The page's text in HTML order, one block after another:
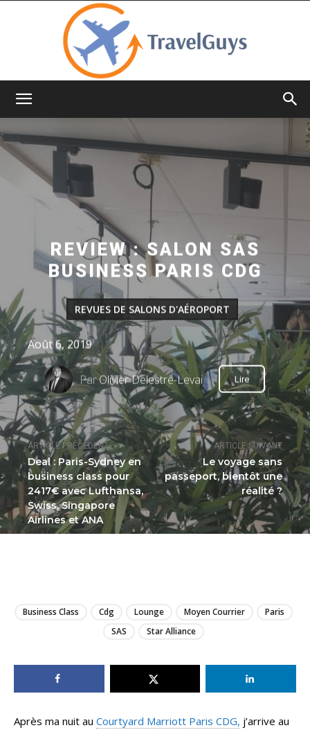
ARTICLE PRÉCÉDENT
Deal : Paris-Sydney en
business class pour
2417€ avec Lufthansa,
Swiss, Singapore
Airlines et ANA
ARTICLE SUIVANT
Le voyage sans
passeport, bientôt une
réalité ?
REVIEW : SALON SAS
BUSINESS PARIS CDG
REVUES DE SALONS D'AÉROPORT
Août 6, 2019
ParOlivier Delestre-Levai Lire
Business Class Cdg Lounge Moyen Courrier
Paris
SAS
Star Alliance
Après ma nuit au Courtyard Marriott Paris CDG, j’arrive au